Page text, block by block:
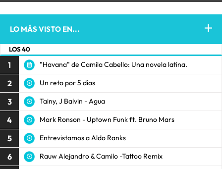
LO MÁS VISTO EN...
LOS 40
1 "Havana" de Camila Cabello: Una novela latina.
2 Un reto por 5 días
3 Tainy, J Balvin - Agua
4 Mark Ronson - Uptown Funk ft. Bruno Mars
5 Entrevistamos a Aldo Ranks
6 Rauw Alejandro & Camilo -Tattoo Remix